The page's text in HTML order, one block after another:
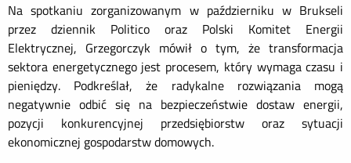
Na spotkaniu zorganizowanym w październiku w Brukseli
przez dziennik Politico oraz Polski Komitet Energii
Elektrycznej, Grzegorczyk mówił o tym, że transformacja
sektora energetycznego jest procesem, który wymaga czasu i
pieniędzy. Podkreślał, że radykalne rozwiązania mogą
negatywnie odbić się na bezpieczeństwie dostaw energii,
pozycji konkurencyjnej przedsiębiorstw oraz sytuacji
ekonomicznej gospodarstw domowych.